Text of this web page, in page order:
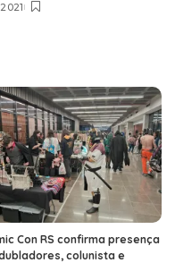
Con RS confirma presença
colunista e